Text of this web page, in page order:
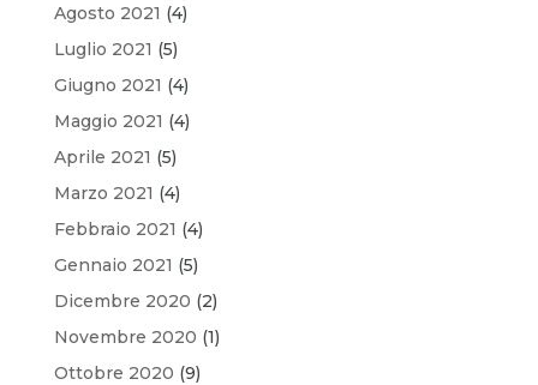
Agosto 2021 (4)
Luglio 2021 (5)
Giugno 2021 (4)
Maggio 2021 (4)
Aprile 2021 (5)
Marzo 2021 (4)
Febbraio 2021 (4)
Gennaio 2021 (5)
Dicembre 2020 (2)
Novembre 2020 (1)
Ottobre 2020 (9)